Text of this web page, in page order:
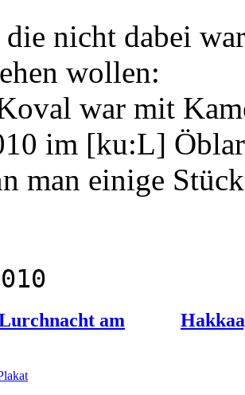
nicht dabei
wollen:
war mit
im [ku:L]
man einige
am